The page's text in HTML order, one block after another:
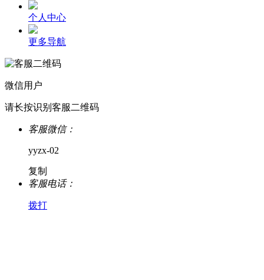
个人中心
更多导航
微信用户
请长按识别客服二维码
客服微信：
yyzx-02
复制
客服电话：
拨打